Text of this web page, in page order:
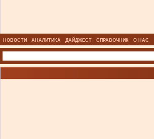
НОВОСТИ АНАЛИТИКА ДАЙДЖЕСТ СПРАВОЧНИК О НАС